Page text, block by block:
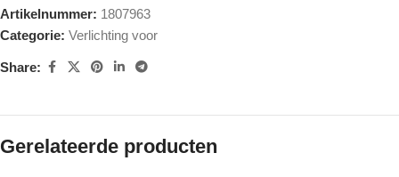
Artikelnummer: 1807963
Categorie: Verlichting voor
Share:
Gerelateerde producten